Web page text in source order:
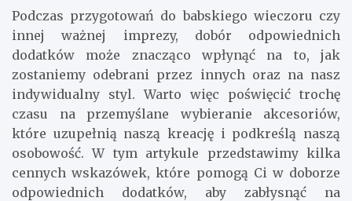
Podczas przygotowań do babskiego wieczoru czy
innej ważnej imprezy, dobór odpowiednich
dodatków może znacząco wpłynąć na to, jak
zostaniemy odebrani przez innych oraz na nasz
indywidualny styl. Warto więc poświęcić trochę
czasu na przemyślane wybieranie akcesoriów,
które uzupełnią naszą kreację i podkreślą naszą
osobowość. W tym artykule przedstawimy kilka
cennych wskazówek, które pomogą Ci w doborze
odpowiednich dodatków, aby zabłysnąć na